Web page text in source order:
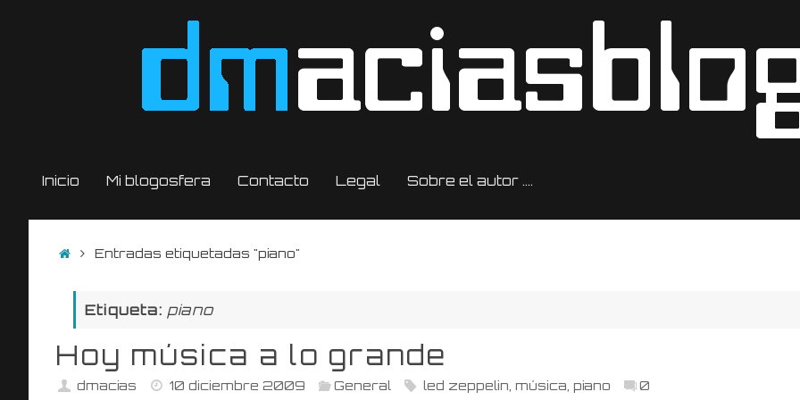
Inicio Mi blogosfera Contacto Legal Sobre el autor ….
InicioEntradas etiquetadas "piano"
Etiqueta: piano
Hoy música a lo grande
dmacias 10 diciembre 2009 General led zeppelin ,música ,piano 0